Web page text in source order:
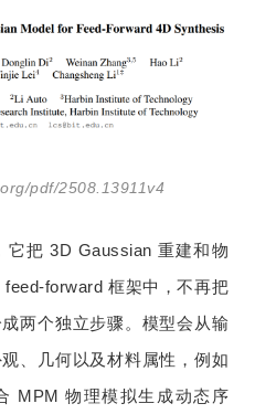
pdf/2508.13911v4
它把 3D Gaussian 重建和物
forward 框架中，不再把
两个独立步骤。模型会从输
、几何以及材料属性，例如
MPM 物理模拟生成动态序